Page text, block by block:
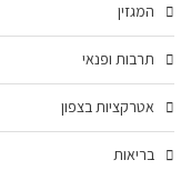
המגזין
תרבות ופנאי
אטרקציות בצפון
בריאות